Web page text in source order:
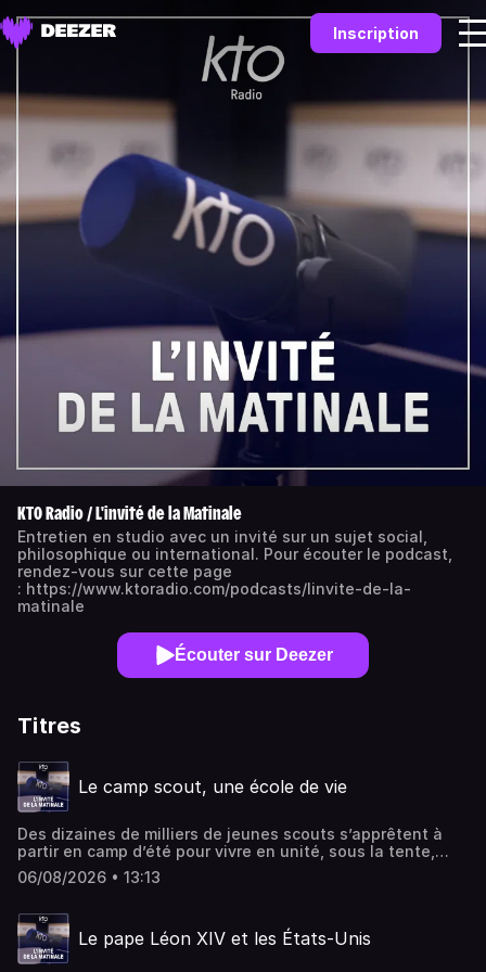
Inscription
KTO Radio / L'invité de la Matinale
Entretien en studio avec un invité sur un sujet social,
philosophique ou international. Pour écouter le podcast,
rendez-vous sur cette page
: https://www.ktoradio.com/podcasts/linvite-de-la-
matinale
Écouter sur Deezer
Titres
Le camp scout, une école de vie
Des dizaines de milliers de jeunes scouts s’apprêtent à
partir en camp d’été pour vivre en unité, sous la tente,
dans la nature. Comment se déroule un camp scout ?
Quelle expérience cela représente-t-il pour les jeunes
dimension spirituelle ? En quoi le scoutisme est-il une
école de vie pour les jeunes et pour les chefs ? Alexandre
Philipon, commissaire national éclaireur chez les Guides
06/08/2026 • 13:13
Le pape Léon XIV et les États-Unis